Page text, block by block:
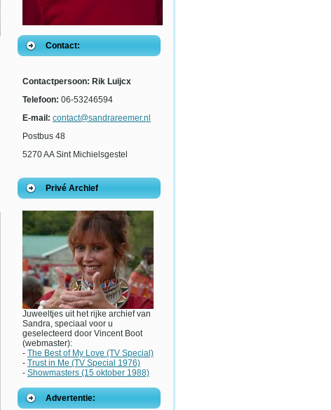
Contact:
Contactpersoon: Rik Luijcx
Telefoon: 06-53246594
E-mail: contact@sandrareemer.nl
Postbus 48
5270 AA Sint Michielsgestel
Privé Archief
Juweeltjes uit het rijke archief van
Sandra, speciaal voor u
geselecteerd door Vincent Boot
(webmaster):
- The Best of My Love (TV Special)
- Trust in Me (TV Special 1976)
- Showmasters (15 oktober 1988)
Advertentie: